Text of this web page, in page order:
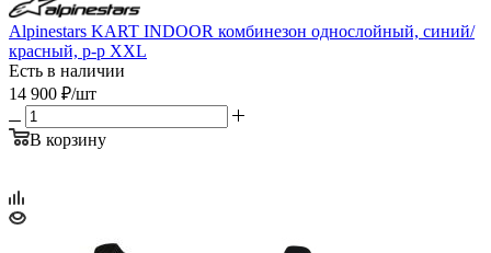
Alpinestars KART INDOOR комбинезон однослойный, синий/
красный, р-р XXL
Есть в наличии
14 900 ₽/шт
В корзину